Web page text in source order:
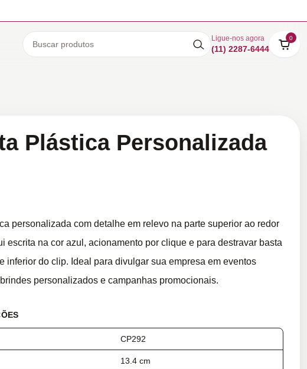
Ligue-nos agora
(11) 2287-6444
0
Plástica Personalizada
personalizada com detalhe em relevo na parte superior ao redor
escrita na cor azul, acionamento por clique e para destravar basta
inferior do clip. Ideal para divulgar sua empresa em eventos
personalizados e campanhas promocionais.
CP292
13.4 cm